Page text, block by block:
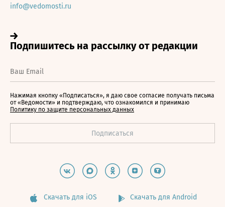
info@vedomosti.ru
Нажимая кнопку «Подписаться», я даю свое согласие получать письма
от «Ведомости» и подтверждаю, что ознакомился и принимаю
Политику по защите персональных данных
Скачать для iOS Скачать для Android